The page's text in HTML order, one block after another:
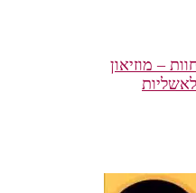
– מוזיאון